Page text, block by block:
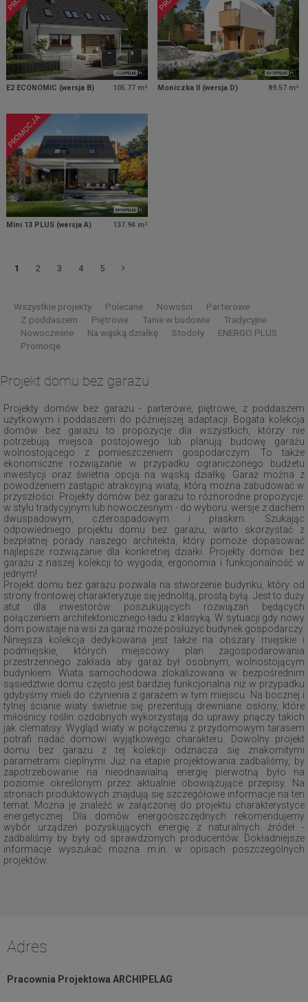
E2 ECONOMIC (wersja B) 105.77 m² Moniczka II (wersja D) 89.57 m²
PROMOCJA
Mini 13 PLUS (wersja A) 137.94 m²
1 2 3 4 5
Wszystkie projekty Polecane Nowości
Parterowe
Z poddaszem
Piętrowe Tanie w budowie
Tradycyjne
Nowoczesne
Na wąską działkę Stodoły
ENERGO PLUS
Promocje
Projekt domu bez garażu
Projekty domów bez garażu - parterowe, piętrowe, z poddaszem
użytkowym i poddaszem do późniejszej adaptacji. Bogata kolekcja
domów bez garażu to propozycje dla wszystkich, którzy nie
potrzebują miejsca postojowego lub planują budowę garażu
wolnostojącego z pomieszczeniem gospodarczym. To także
ekonomiczne rozwiązanie w przypadku ograniczonego budżetu
inwestycji oraz świetna opcja na wąską działkę. Garaż można z
powodzeniem zastąpić atrakcyjną wiatą, którą można zabudować w
przyszłości. Projekty domów bez garażu to różnorodne propozycje:
w stylu tradycyjnym lub nowoczesnym - do wyboru: wersje z dachem
dwuspadowym, czterospadowym i płaskim. Szukając
odpowiedniego projektu domu bez garażu, warto skorzystać z
bezpłatnej porady naszego architekta, który pomoże dopasować
najlepsze rozwiązanie dla konkretnej działki. Projekty domów bez
garażu z naszej kolekcji to wygoda, ergonomia i funkcjonalność w
jednym!
Projekt domu bez garażu pozwala na stworzenie budynku, który od
strony frontowej charakteryzuje się jednolitą, prostą byłą. Jest to duży
atut dla inwestorów poszukujących rozwiązań będących
połączeniem architektonicznego ładu z klasyką. W sytuacji gdy nowy
dom powstaje na wsi za garaż może posłużyć budynek gospodarczy.
Niniejsza kolekcja dedykowana jest także na obszary miejskie i
podmiejskie, których miejscowy plan zagospodarowania
przestrzennego zakłada aby garaż był osobnym, wolnostojącym
budynkiem. Wiata samochodowa zlokalizowana w bezpośrednim
sąsiedztwie domu często jest bardziej funkcjonalna niż w przypadku
gdybyśmy mieli do czynienia z garażem w tym miejscu. Na bocznej i
tylnej ścianie wiaty świetnie się prezentują drewniane osłony, które
miłośnicy roślin ozdobnych wykorzystają do uprawy pnączy takich
jak clematisy. Wygląd wiaty w połączeniu z przydomowym tarasem
potrafi nadać domowi wyjątkowego charakteru. Dowolny projekt
domu bez garażu z tej kolekcji odznacza się znakomitymi
parametrami cieplnymi. Już na etapie projektowania zadbaliśmy, by
zapotrzebowanie na nieodnawialną energię pierwotną było na
poziomie określonym przez aktualnie obowiązujące przepisy. Na
stronach produktowych znajdują się szczegółowe informacje na ten
temat. Można je znaleźć w załączonej do projektu charakterystyce
energetycznej. Dla domów energooszczędnych rekomendujemy
wybór urządzeń pozyskujących energię z naturalnych źródeł -
zadbaliśmy by były od sprawdzonych producentów. Dokładniejsze
informacje wyszukać można m.in. w opisach poszczególnych
projektów.
Adres
Pracownia Projektowa ARCHIPELAG